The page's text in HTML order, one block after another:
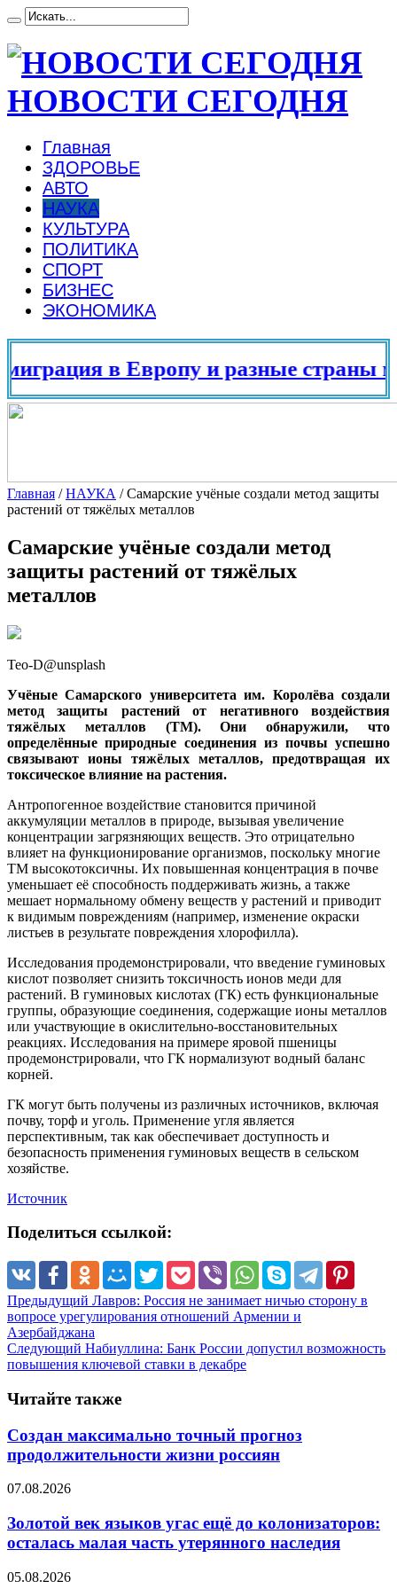
НОВОСТИ СЕГОДНЯ
Главная
ЗДОРОВЬЕ
АВТО
НАУКА
КУЛЬТУРА
ПОЛИТИКА
СПОРТ
БИЗНЕС
ЭКОНОМИКА
в Европу и разные страны
Главная /НАУКА /Самарские учёные создали метод защиты
растений от тяжёлых металлов
Самарские учёные создали метод
защиты растений от тяжёлых
металлов
Teo-D@unsplash
Учёные Самарского университета им. Королёва создали
метод защиты растений от негативного воздействия
тяжёлых металлов (ТМ). Они обнаружили, что
определённые природные соединения из почвы успешно
связывают ионы тяжёлых металлов, предотвращая их
токсическое влияние на растения.
Антропогенное воздействие становится причиной
аккумуляции металлов в природе, вызывая увеличение
концентрации загрязняющих веществ. Это отрицательно
влияет на функционирование организмов, поскольку многие
ТМ высокотоксичны. Их повышенная концентрация в почве
уменьшает её способность поддерживать жизнь, а также
мешает нормальному обмену веществ у растений и приводит
к видимым повреждениям (например, изменение окраски
листьев в результате повреждения хлорофилла).
Исследования продемонстрировали, что введение гуминовых
кислот позволяет снизить токсичность ионов меди для
растений. В гуминовых кислотах (ГК) есть функциональные
группы, образующие соединения, содержащие ионы металлов
или участвующие в окислительно-восстановительных
реакциях. Исследования на примере яровой пшеницы
продемонстрировали, что ГК нормализуют водный баланс
корней.
ГК могут быть получены из различных источников, включая
почву, торф и уголь. Применение угля является
перспективным, так как обеспечивает доступность и
безопасность применения гуминовых веществ в сельском
хозяйстве.
Источник
Поделиться ссылкой:
Предыдущий Лавров: Россия не занимает ничью сторону в
вопросе урегулирования отношений Армении и
Азербайджана
Следующий Набиуллина: Банк России допустил возможность
повышения ключевой ставки в декабре
Читайте также
Создан максимально точный прогноз
продолжительности жизни россиян
07.08.2026
Золотой век языков угас ещё до колонизаторов:
осталась малая часть утерянного наследия
05.08.2026